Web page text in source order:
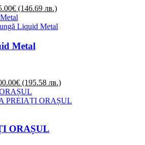
€ (146.69 лв.)
Metal
€ (195.58 лв.)
ORAȘUL